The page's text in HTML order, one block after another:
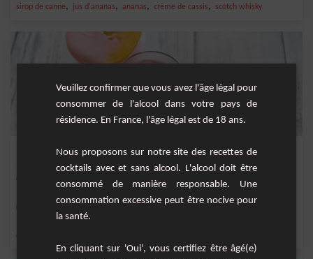
sirop de canne, jus d'ananas, ananas, crème de cassis, scotch whisky
Limonade vodka cassis
Cocktail rafraîchissant à base de vodka, limonade, crème de cassis et citron.
citron
Veuillez confirmer que vous avez l'âge légal pour
consommer de l'alcool dans votre pays de
résidence. En France, l'âge légal est de 18 ans.
Nous proposons sur notre site des recettes de
cocktails avec et sans alcool. L'alcool doit être
consommé de manière responsable. Une
consommation excessive peut être nocive pour
la santé.
En cliquant sur 'Oui', vous certifiez être âgé(e)